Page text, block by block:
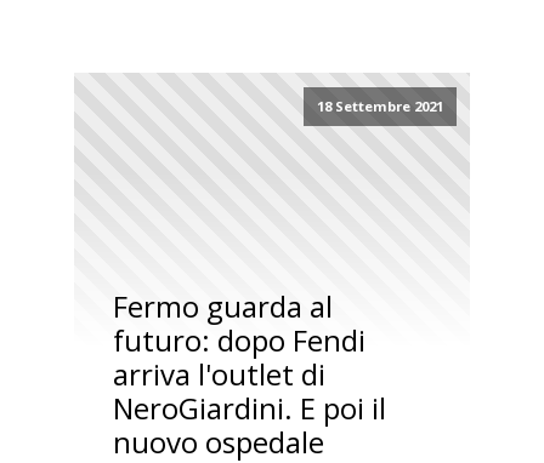
18 Settembre 2021
Fermo guarda al
futuro: dopo Fendi
arriva l'outlet di
NeroGiardini. E poi il
nuovo ospedale